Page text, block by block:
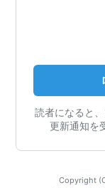
読者になると
更新通知を
Copyright